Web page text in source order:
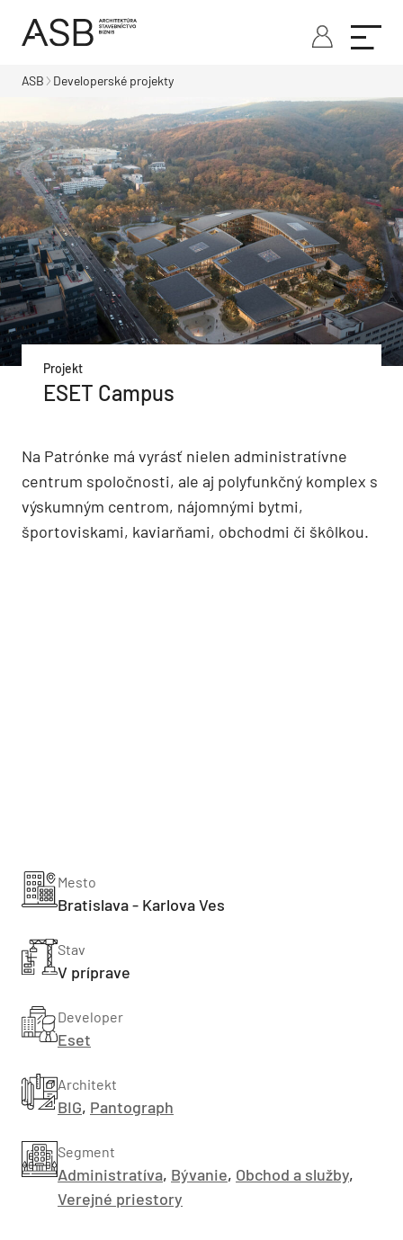
ASB Developerské projekty
Projekt
ESET Campus
Na Patrónke má vyrásť nielen administratívne
centrum spoločnosti, ale aj polyfunkčný komplex s
výskumným centrom, nájomnými bytmi,
športoviskami, kaviarňami, obchodmi či škôlkou.
Mesto
Bratislava - Karlova Ves
Stav
V príprave
Developer
Eset
Architekt
BIG, Pantograph
Segment
Administratíva, Bývanie, Obchod a služby,
Verejné priestory